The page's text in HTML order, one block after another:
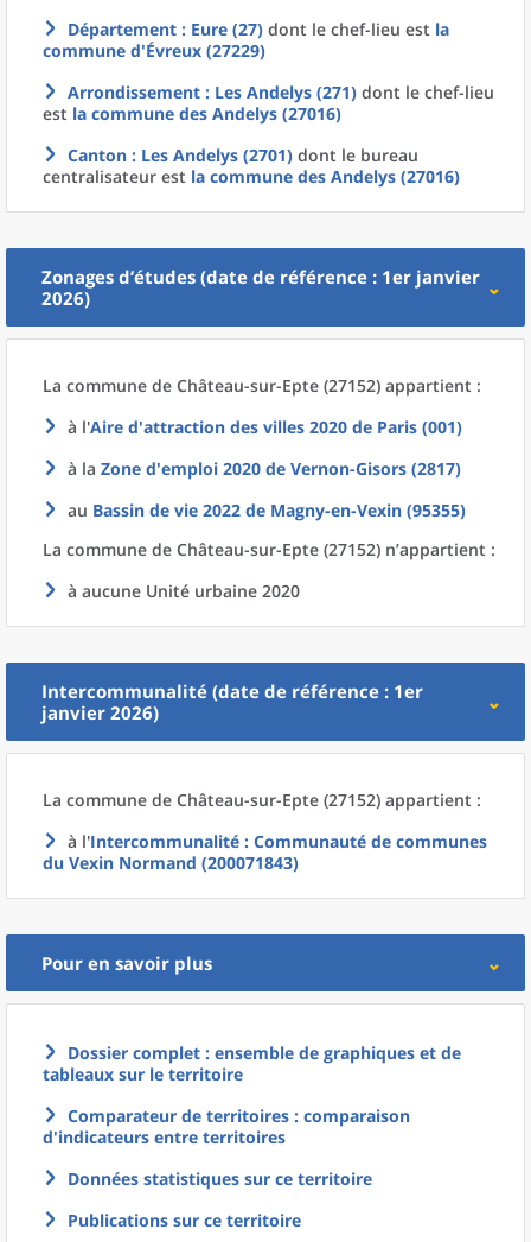
Département : Eure (27) dont le chef-lieu est la
commune d'Évreux (27229)
Arrondissement : Les Andelys (271) dont le chef-lieu
est la commune des Andelys (27016)
Canton : Les Andelys (2701) dont le bureau
centralisateur est la commune des Andelys (27016)
Zonages d’études (date de référence : 1er janvier
2026)
La commune de Château-sur-Epte (27152) appartient :
à l'Aire d'attraction des villes 2020 de Paris (001)
à la Zone d'emploi 2020 de Vernon-Gisors (2817)
au Bassin de vie 2022 de Magny-en-Vexin (95355)
La commune de Château-sur-Epte (27152) n’appartient :
à aucune Unité urbaine 2020
Intercommunalité (date de référence : 1er
janvier 2026)
La commune de Château-sur-Epte (27152) appartient :
à l'Intercommunalité : Communauté de communes
du Vexin Normand (200071843)
Pour en savoir plus
Dossier complet : ensemble de graphiques et de
tableaux sur le territoire
Comparateur de territoires : comparaison
d'indicateurs entre territoires
Données statistiques sur ce territoire
Publications sur ce territoire